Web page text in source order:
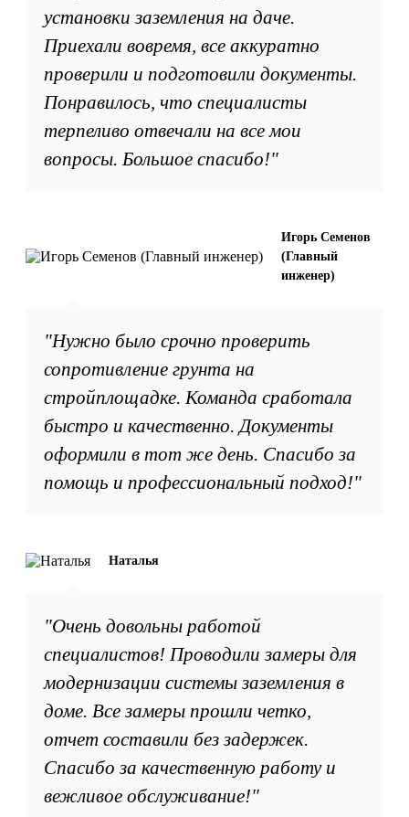
установки заземления на даче.
Приехали вовремя, все аккуратно
проверили и подготовили документы.
Понравилось, что специалисты
терпеливо отвечали на все мои
вопросы. Большое спасибо!"
"Нужно было срочно проверить
сопротивление грунта на
стройплощадке. Команда сработала
быстро и качественно. Документы
оформили в тот же день. Спасибо за
помощь и профессиональный подход!"
Игорь Семенов
(Главный
инженер)
"Очень довольны работой
специалистов! Проводили замеры для
модернизации системы заземления в
доме. Все замеры прошли четко,
отчет составили без задержек.
Спасибо за качественную работу и
вежливое обслуживание!"
Наталья